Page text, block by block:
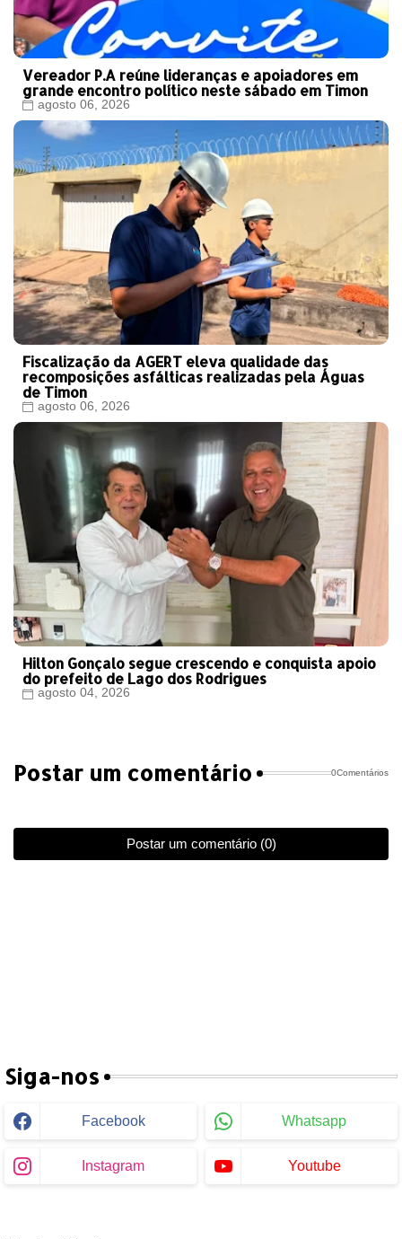
Vereador P.A reúne lideranças e apoiadores em
grande encontro político neste sábado em Timon
agosto 06, 2026
Fiscalização da AGERT eleva qualidade das
recomposições asfálticas realizadas pela Águas
de Timon
agosto 06, 2026
Hilton Gonçalo segue crescendo e conquista apoio
do prefeito de Lago dos Rodrigues
agosto 04, 2026
Postar um comentário 0Comentários
Postar um comentário (0)
Siga-nos
Facebook Whatsapp
Instagram Youtube